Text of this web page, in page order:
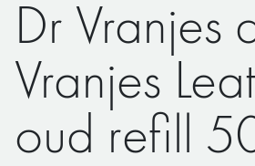
advice
news
search
Dr Vranjes
Vranjes
oud refill